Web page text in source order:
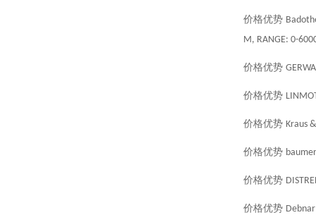
价格优势
M, RANGE: 0-
价格优势
价格优势
价格优势 Kraus
价格优势 baumer
价格优势
价格优势 Debnar